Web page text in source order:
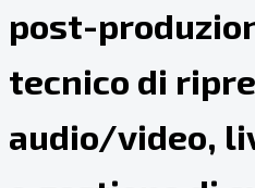
post-
tecnico di
audio/video,